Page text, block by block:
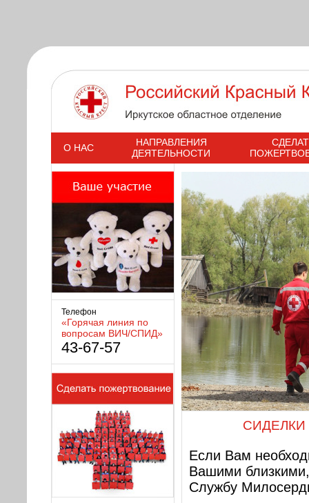
s
О НАС
НАПРАВЛЕНИЯ
ДЕЯТЕЛЬНОСТИ
Телефон
«Горячая линия по
вопросам ВИЧ/СПИД»
43-67-57
СИДЕЛКИ
Если Вам
Вашими
Службу